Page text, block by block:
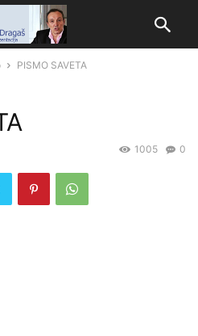
PISMO SAVETA
0
1005